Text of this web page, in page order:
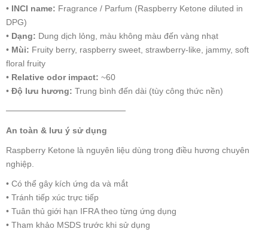
• INCI name: Fragrance / Parfum (Raspberry Ketone diluted in
DPG)
• Dạng: Dung dịch lỏng, màu không màu đến vàng nhạt
• Mùi: Fruity berry, raspberry sweet, strawberry-like, jammy, soft
floral fruity
• Relative odor impact: ~60
• Độ lưu hương: Trung bình đến dài (tùy công thức nền)
────────────────────
An toàn & lưu ý sử dụng
Raspberry Ketone là nguyên liệu dùng trong điều hương chuyên
nghiệp.
• Có thể gây kích ứng da và mắt
• Tránh tiếp xúc trực tiếp
• Tuân thủ giới hạn IFRA theo từng ứng dụng
• Tham khảo MSDS trước khi sử dụng